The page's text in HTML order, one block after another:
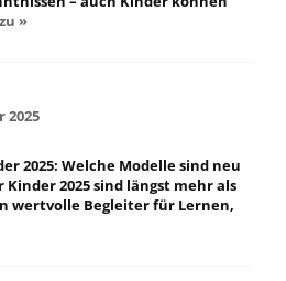
»
2025
2025: Welche Modelle sind neu
2025 sind längst mehr als
wertvolle Begleiter für Lernen,